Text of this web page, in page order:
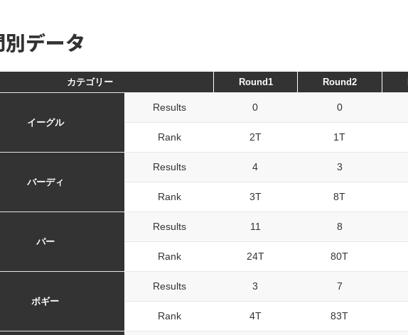
データ
カテゴリー Round1 Round2
イーグル
Results 0 0
Rank 2T 1T
バーディ
Results 4 3
Rank 3T 8T
パー
Results 11 8
Rank 24T 80T
ボギー
Results 3 7
Rank 4T 83T